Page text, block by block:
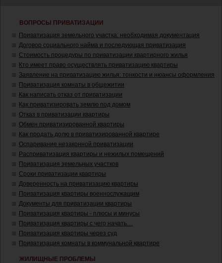
ВОПРОСЫ ПРИВАТИЗАЦИИ
Приватизация земельного участка: необходимая документация
Договор социального найма и последующая приватизация
Стоимость процедуры по приватизации квартирного жилья
Кто имеет право осуществлять приватизацию квартиры
Заявление на приватизацию жилья: тонкости и нюансы оформления
Приватизация комнаты в общежитии
Как написать отказ от приватизации
Как приватизировать землю под домом
Отказ в приватизации квартиры
Обмен приватизированной квартиры
Как продать долю в приватизированной квартире
Оспаривание незаконной приватизации
Расприватизация квартиры и нежилых помещений
Приватизация земельных участков
Сроки приватизации квартиры
Доверенность на приватизацию квартиры
Приватизация квартиры военнослужащим
Документы для приватизации квартиры
Приватизация квартиры - плюсы и минусы
Приватизация квартиры с чего начать…
Приватизация квартиры через суд
Приватизация комнаты в коммунальной квартире
ЖИЛИЩНЫЕ ПРОБЛЕМЫ